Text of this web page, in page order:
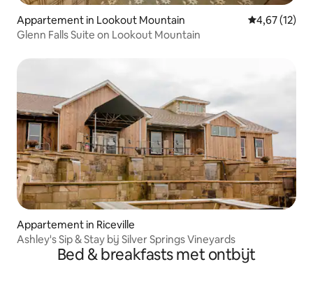
Appartement in Lookout Mountain Gemiddelde
4,67 (12)
Glenn Falls Suite on Lookout Mountain
Appartement in Riceville
Ashley's Sip & Stay bij Silver Springs Vineyards
Bed & breakfasts met ontbijt